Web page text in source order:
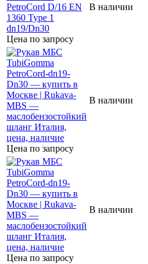
Цена по запросу
В наличии
Цена по запросу
В наличии
Цена по запросу
В наличии